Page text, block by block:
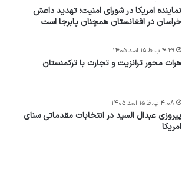
نماینده امریکا در شورای امنیت؛ تهدید داعش
خراسان در افغانستان همچنان پابرجا است
هرات محور ترانزیت و تجارت با ترکمنستان
۴:۲۹ ب.ظ ۱۵ اسد ۱۴۰۵
پیروزی عبدال السید در انتخابات مقدماتی سنای
امریکا
۴:۰۸ ب.ظ ۱۵ اسد ۱۴۰۵